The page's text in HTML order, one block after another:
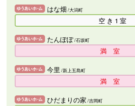
はな畑 /大潟町
空き1室
たんぽぽ /石坂町
満室
今里 /新上五島町
満室
ひだまりの家 /吉岡町